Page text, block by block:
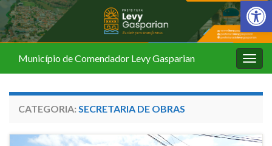
Barra de
Município de Comendador Levy Gasparian
CATEGORIA: SECRETARIA DE OBRAS